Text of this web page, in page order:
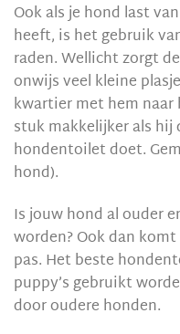
Ook als je hond last
heeft, is het gebruik
raden. Wellicht zorgt
onwijs veel kleine
kwartier met hem naar
stuk makkelijker als hij
hondentoilet doet.
hond).
Is jouw hond al ouder
worden? Ook dan
pas. Het beste
puppy’s gebruikt
door oudere honden.